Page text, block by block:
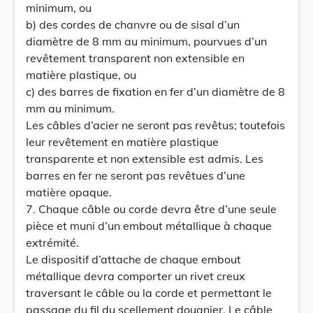
minimum, ou
b) des cordes de chanvre ou de sisal d’un
diamètre de 8 mm au minimum, pourvues d’un
revêtement transparent non extensible en
matière plastique, ou
c) des barres de fixation en fer d’un diamètre de 8
mm au minimum.
Les câbles d’acier ne seront pas revêtus; toutefois
leur revêtement en matière plastique
transparente et non extensible est admis. Les
barres en fer ne seront pas revêtues d’une
matière opaque.
7. Chaque câble ou corde devra être d’une seule
pièce et muni d’un embout métallique à chaque
extrémité.
Le dispositif d’attache de chaque embout
métallique devra comporter un rivet creux
traversant le câble ou la corde et permettant le
passage du fil du scellement douanier. Le câble